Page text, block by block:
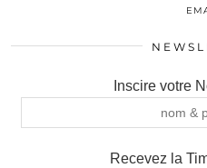
Inscire votre
Recevez la